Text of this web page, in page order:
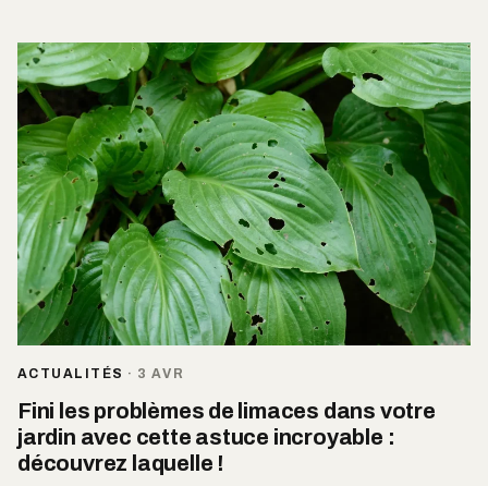
ACTUALITÉS · 3 AVR
Fini les problèmes de limaces dans votre
jardin avec cette astuce incroyable :
découvrez laquelle !